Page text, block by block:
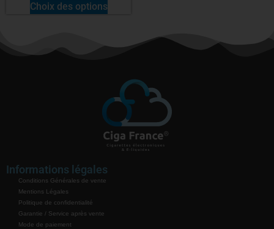
Choix des options
Informations légales
Conditions Générales de vente
Mentions Légales
Politique de confidentialité
Garantie / Service après vente
Mode de paiement